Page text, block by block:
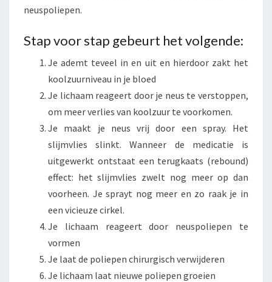
neuspoliepen.
Stap voor stap gebeurt het volgende:
Je ademt teveel in en uit en hierdoor zakt het
koolzuurniveau in je bloed
Je lichaam reageert door je neus te verstoppen,
om meer verlies van koolzuur te voorkomen.
Je maakt je neus vrij door een spray. Het
slijmvlies slinkt. Wanneer de medicatie is
uitgewerkt ontstaat een terugkaats (rebound)
effect: het slijmvlies zwelt nog meer op dan
voorheen. Je sprayt nog meer en zo raak je in
een vicieuze cirkel.
Je lichaam reageert door neuspoliepen te
vormen
Je laat de poliepen chirurgisch verwijderen
Je lichaam laat nieuwe poliepen groeien